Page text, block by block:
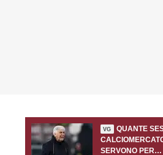
VG
QUANTE
SERVONO PER